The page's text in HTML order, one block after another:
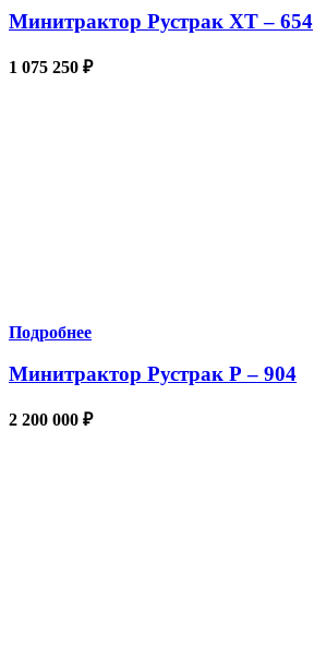
Минитрактор Рустрак XT – 654
1 075 250 ₽
Подробнее
Минитрактор Рустрак Р – 904
2 200 000 ₽